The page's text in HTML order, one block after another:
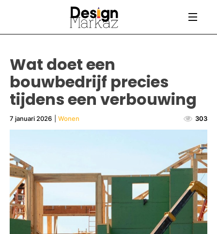
Wat doet een
bouwbedrijf precies
tijdens een verbouwing
7 januari 2026 Wonen 303